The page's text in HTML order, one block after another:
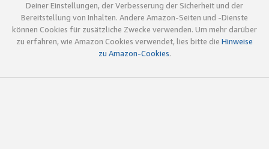
Deiner Einstellungen, der Verbesserung der Sicherheit und der
Bereitstellung von Inhalten. Andere Amazon-Seiten und -Dienste
können Cookies für zusätzliche Zwecke verwenden. Um mehr darüber
zu erfahren, wie Amazon Cookies verwendet, lies bitte die Hinweise
zu Amazon-Cookies.